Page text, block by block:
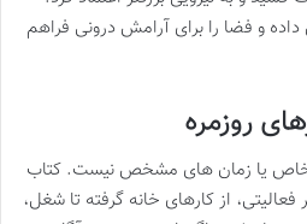
و فضا را برای آرامش درونی فراهم
یا زمان های مشخص نیست. کتاب
از کارهای خانه گرفته تا شغل،